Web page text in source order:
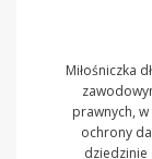
Miłośniczka
prawnych,
ochrony